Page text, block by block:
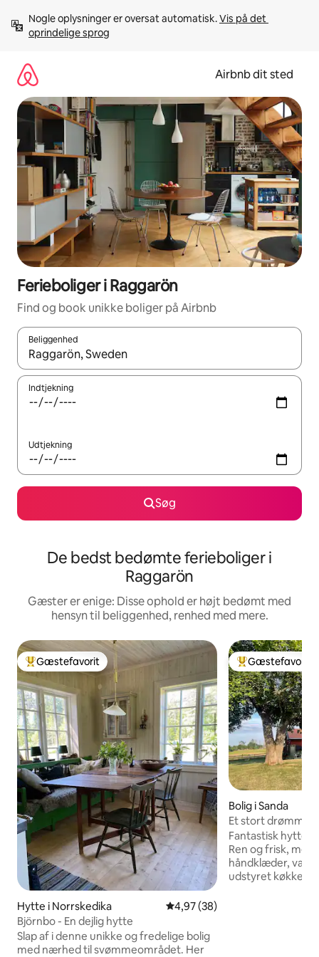
videre
Nogle oplysninger er oversat automatisk. Vis på det
oprindelige sprog
Airbnb dit sted
Ferieboliger i Raggarön
Find og book unikke boliger på Airbnb
Beliggenhed
Når resultaterne er tilgængelige, skal du navigere med
Indtjekning
Udtjekning
Søg
De bedst bedømte ferieboliger i
Raggarön
Gæster er enige: Disse ophold er højt bedømt med
hensyn til beliggenhed, renhed med mere.
Bedste gæstefavorit
Gæstefavorit
Hytte i Norrskedika 4,97 ud af 5 i gennemsnitlig
4,97 (38)
Björnbo - En dejlig hytte
Slap af i denne unikke og fredelige bolig
med nærhed til svømmeområdet. Her
Bedste
Gæstefavorit
Bolig i Sanda
Et stort
på alt
Fantastisk hytte
Ren og frisk,
håndklæder,
udstyret køkken.